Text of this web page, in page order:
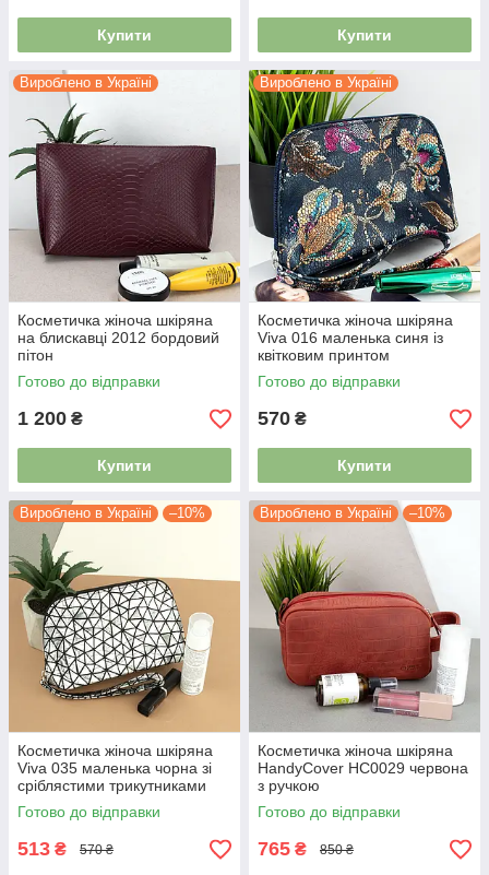
Купити Купити
Вироблено в Україні
Косметичка жіноча шкіряна
на блискавці 2012 бордовий
пітон
Готово до відправки
1 200 ₴
Купити
Вироблено в Україні
Косметичка жіноча шкіряна
Viva 016 маленька синя із
квітковим принтом
Готово до відправки
570 ₴
Купити
Вироблено в Україні –10%
Косметичка жіноча шкіряна
Viva 035 маленька чорна зі
сріблястими трикутниками
Готово до відправки
513 ₴ 570 ₴
Вироблено в Україні –10%
Косметичка жіноча шкіряна
HandyCover HC0029 червона
з ручкою
Готово до відправки
765 ₴ 850 ₴